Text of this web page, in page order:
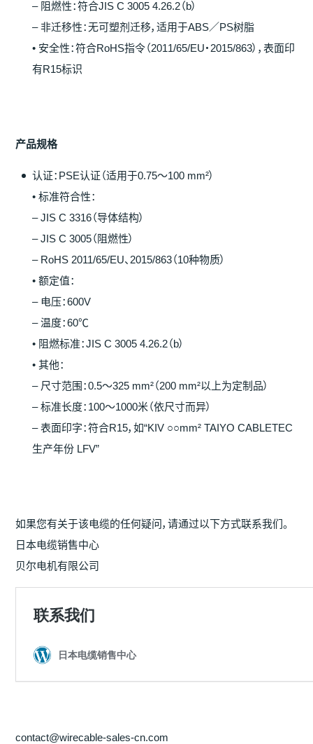
– 阻燃性：符合JIS C 3005 4.26.2（b）
– 非迁移性：无可塑剂迁移，适用于ABS／PS树脂
• 安全性：符合RoHS指令（2011/65/EU・2015/863），表面印
有R15标识
产品规格
认证：PSE认证（适用于0.75～100 mm²）
• 标准符合性：
– JIS C 3316（导体结构）
– JIS C 3005（阻燃性）
– RoHS 2011/65/EU、2015/863（10种物质）
• 额定值：
– 电压：600V
– 温度：60℃
• 阻燃标准：JIS C 3005 4.26.2（b）
• 其他：
– 尺寸范围：0.5～325 mm²（200 mm²以上为定制品）
– 标准长度：100～1000米（依尺寸而异）
– 表面印字：符合R15，如“KIV ○○mm² TAIYO CABLETEC
生产年份 LFV”
如果您有关于该电缆的任何疑问，请通过以下方式联系我们。
日本电缆销售中心
贝尔电机有限公司
contact@wirecable-sales-cn.com